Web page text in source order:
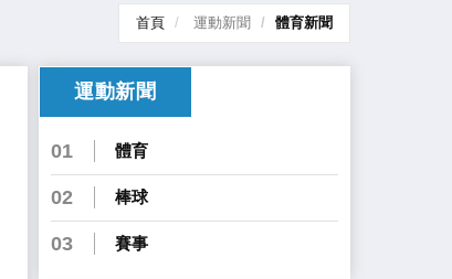
首頁 運動新聞 體育新聞
運動新聞
01 體育
02 棒球
03 賽事